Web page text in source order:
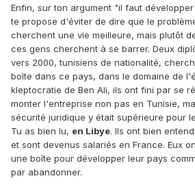
Enfin, sur ton argument "il faut
te propose d'éviter de dire que le
cherchent une vie meilleure, mais plutôt
ces gens cherchent à se barrer. Deux
vers 2000, tunisiens de nationalité,
boîte dans ce pays, dans le domaine de
kleptocratie de Ben Ali, ils ont fini par se
monter l'entreprise non pas en Tunisie,
sécurité juridique y était supérieure pour
Tu as bien lu, en Libye. Ils ont bien
et sont devenus salariés en France. Eux
une boîte pour développer leur pays
par abandonner.